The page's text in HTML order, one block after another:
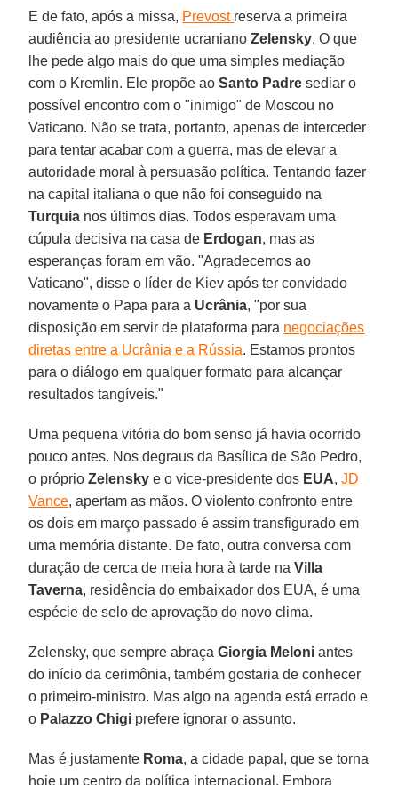
E de fato, após a missa, Prevost reserva a primeira
audiência ao presidente ucranianoZelensky. O que
lhe pede algo mais do que uma simples mediação
com o Kremlin. Ele propõe aoSanto Padre sediar o
possível encontro com o "inimigo" de Moscou no
Vaticano. Não se trata, portanto, apenas de interceder
para tentar acabar com a guerra, mas de elevar a
autoridade moral à persuasão política. Tentando fazer
na capital italiana o que não foi conseguido na
Turquia nos últimos dias. Todos esperavam uma
cúpula decisiva na casa de Erdogan, mas as
esperanças foram em vão. "Agradecemos ao
Vaticano", disse o líder de Kiev após ter convidado
novamente o Papa para a Ucrânia, "por sua
disposição em servir de plataforma para negociações
diretas entre a Ucrânia e a Rússia. Estamos prontos
para o diálogo em qualquer formato para alcançar
resultados tangíveis."
Uma pequena vitória do bom senso já havia ocorrido
pouco antes. Nos degraus da Basílica de São Pedro,
o próprioZelensky e o vice-presidente dos EUA,JD
Vance, apertam as mãos. O violento confronto entre
os dois em março passado é assim transfigurado em
uma memória distante. De fato, outra conversa com
duração de cerca de meia hora à tarde naVilla
Taverna, residência do embaixador dos EUA, é uma
espécie de selo de aprovação do novo clima.
Zelensky, que sempre abraçaGiorgia Meloni antes
do início da cerimônia, também gostaria de conhecer
o primeiro-ministro. Mas algo na agenda está errado e
o Palazzo Chigi prefere ignorar o assunto.
Mas é justamente Roma, a cidade papal, que se torna
hoje um centro da política internacional. Embora